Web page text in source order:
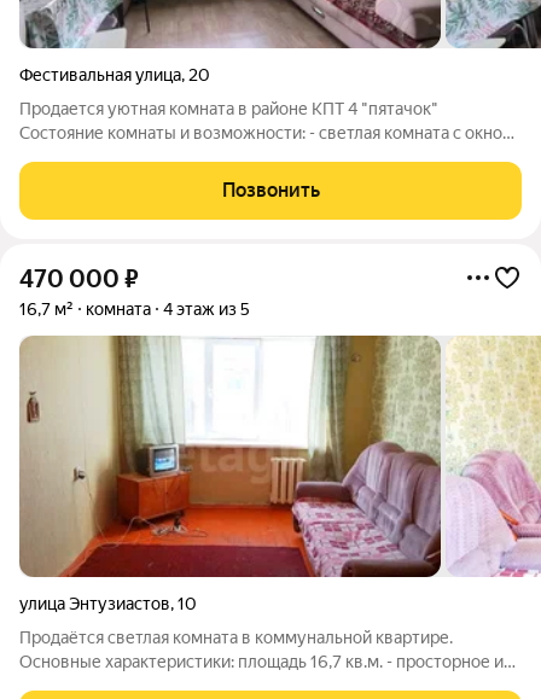
Фестивальная улица, 20
Продается уютная комната в районе КПТ 4 "пятачок"
Состояние комнаты и возможности: - светлая комната с окном
требует капитальных вложений Дополнительные места
общего пользования: - кухня
Позвонить
470 000 ₽
16,7 м² комната 4 этаж из 5
улица Энтузиастов,10
Продаётся светлая комната в коммунальной квартире.
Основные характеристики: площадь 16,7 кв.м. - просторное и